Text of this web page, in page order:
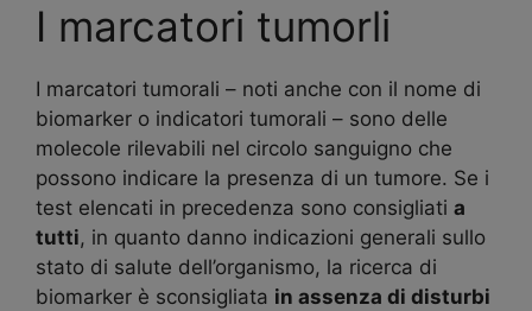
I marcatori tumorli
I marcatori tumorali – noti anche con il nome di
biomarker o indicatori tumorali – sono delle
molecole rilevabili nel circolo sanguigno che
possono indicare la presenza di un tumore. Se i
test elencati in precedenza sono consigliati a
tutti, in quanto danno indicazioni generali sullo
stato di salute dell’organismo, la ricerca di
biomarker è sconsigliata in assenza di disturbi